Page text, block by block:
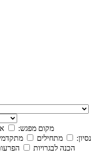
מקום מפגש:
נסיון:
מתחילים
הכנה לבגרויות